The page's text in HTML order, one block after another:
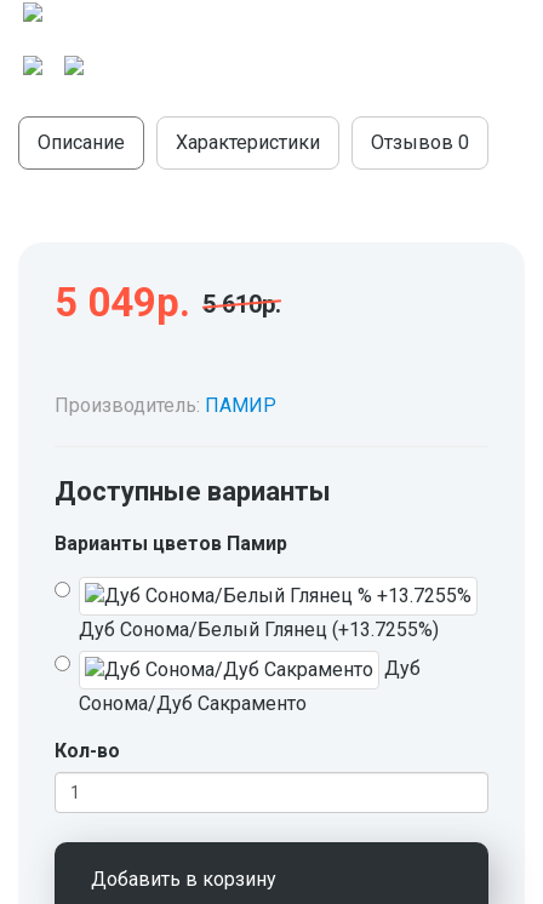
СТОЛЫ ПИСЬМЕННЫЕ
ТУМБЫ
МОДУЛЬНЫЕ КУХНИ
МОЙКИ
ОБЕДЕННЫЕ ГРУППЫ
ШКАФЫ
ЭТАЖЕРКИ И БАНКЕТКИ
ДЛЯ ОБУВИ
Описание Характеристики Отзывов 0
5 049р. 5 610р.
Производитель: ПАМИР
Доступные варианты
Варианты цветов Памир
Дуб Сонома/Белый Глянец (+13.7255%)
Дуб
Сонома/Дуб Сакраменто
Кол-во
Добавить в корзину